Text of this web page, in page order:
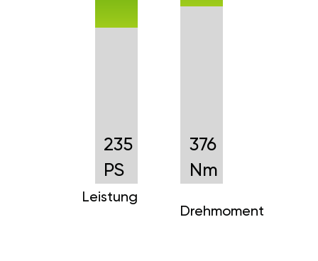
235
PS
Leistung
376
Nm
Drehmoment